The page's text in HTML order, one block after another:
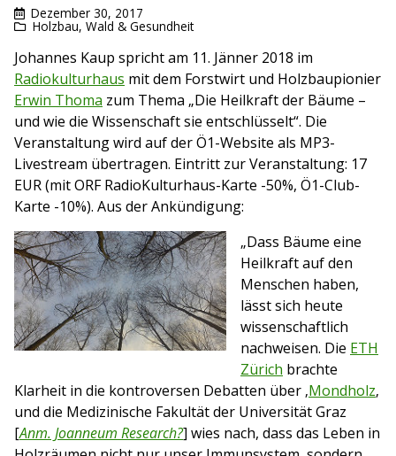
Dezember 30, 2017
Holzbau, Wald & Gesundheit
Johannes Kaup spricht am 11. Jänner 2018 im
Radiokulturhaus mit dem Forstwirt und Holzbaupionier
Erwin Thoma zum Thema „Die Heilkraft der Bäume –
und wie die Wissenschaft sie entschlüsselt“. Die
Veranstaltung wird auf der Ö1-Website als MP3-
Livestream übertragen. Eintritt zur Veranstaltung: 17
EUR (mit ORF RadioKulturhaus-Karte -50%, Ö1-Club-
Karte -10%). Aus der Ankündigung:
„Dass Bäume eine
Heilkraft auf den
Menschen haben,
lässt sich heute
wissenschaftlich
nachweisen. Die ETH
Zürich brachte
Klarheit in die kontroversen Debatten über ‚Mondholz‚
und die Medizinische Fakultät der Universität Graz
[Anm. Joanneum Research?] wies nach, dass das Leben in